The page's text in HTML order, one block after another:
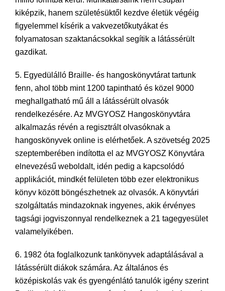
kiképzik, hanem születésüktől kezdve életük végéig
figyelemmel kísérik a vakvezetőkutyákat és
folyamatosan szaktanácsokkal segítik a látássérült
gazdikat.
5. Egyedülálló Braille- és hangoskönyvtárat tartunk
fenn, ahol több mint 1200 tapintható és közel 9000
meghallgatható mű áll a látássérült olvasók
rendelkezésére. Az MVGYOSZ Hangoskönyvtára
alkalmazás révén a regisztrált olvasóknak a
hangoskönyvek online is elérhetőek. A szövetség 2025
szeptemberében indította el az MVGYOSZ Könyvtára
elnevezésű weboldalt, idén pedig a kapcsolódó
applikációt, mindkét felületen több ezer elektronikus
könyv között böngészhetnek az olvasók. A könyvtári
szolgáltatás mindazoknak ingyenes, akik érvényes
tagsági jogviszonnyal rendelkeznek a 21 tagegyesület
valamelyikében.
6. 1982 óta foglalkozunk tankönyvek adaptálásával a
látássérült diákok számára. Az általános és
középiskolás vak és gyengénlátó tanulók igény szerint